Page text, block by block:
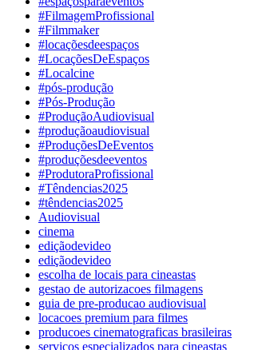
#FilmagemProfissional
#Filmmaker
#locaçõesdeespaços
#LocaçõesDeEspaços
#Localcine
#pós-produção
#Pós-Produção
#ProduçãoAudiovisual
#produçãoaudiovisual
#ProduçõesDeEventos
#produçõesdeeventos
#ProdutoraProfissional
#Têndencias2025
#têndencias2025
Audiovisual
cinema
ediçãodevideo
ediçãodevideo
escolha de locais para cineastas
gestao de autorizacoes filmagens
guia de pre-producao audiovisual
locacoes premium para filmes
producoes cinematograficas brasileiras
servicos especializados para cineastas